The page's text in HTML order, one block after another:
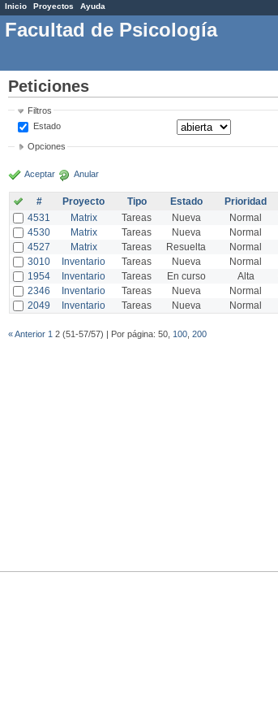
Inicio Proyectos Ayuda
Facultad de Psicología
Peticiones
Filtros
Estado
Opciones
Aceptar Anular
# Proyecto Tipo Estado Prioridad
4531
Matrix Tareas Nueva Normal
4530
Matrix Tareas Nueva Normal
4527
Matrix Tareas Resuelta Normal
3010
Inventario Tareas Nueva Normal
1954
Inventario Tareas En curso Alta
2346
Inventario Tareas Nueva Normal
2049
Inventario Tareas Nueva Normal
« Anterior 1 2 (51-57/57) | Por página: 50, 100 200